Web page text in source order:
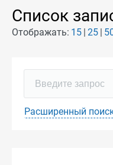
Список
Отображать: 15 25
Расширенный